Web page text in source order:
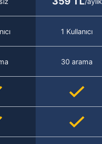
1 Kullanıcı
30 arama